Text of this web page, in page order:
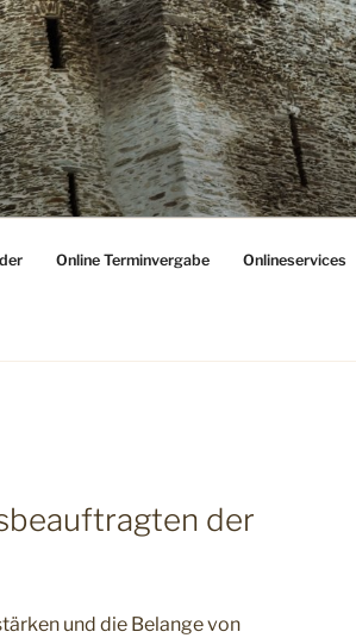
Online Terminvergabe Onlineservices
der
und die Belange von